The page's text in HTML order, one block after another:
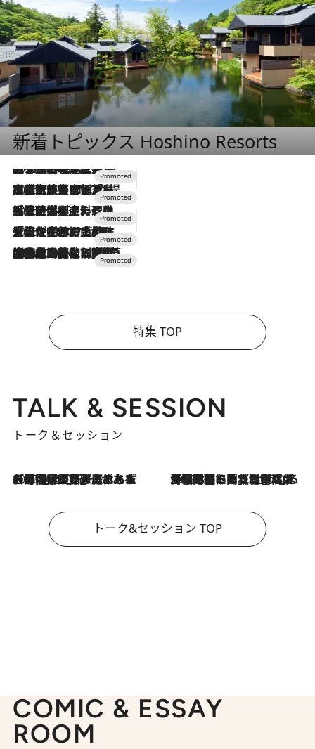
新着トピックス Hoshino Resorts
2026.8.7
【トンボの足水浴】ヒノキの香りに包まれて涼感マックス！約13℃の湧水かけ流しを避暑地「星野温泉 トンボの湯」で体験
2026.7.31
【ホテル帰省】という選択肢をOMOが提案。家族とほどよい距離を保つには「昼は実家、夜は気兼ねなくホテルで！」
2026.7.24
【夏限定ディナーコース】旬を迎える稚鮎や花ズッキーニなどをイタリア・トスカーナの郷土料理の手法で満喫！
2026.7.17
「土佐和ハーブかき氷」がOMO7高知に登場！生姜、山椒、大葉など目にも舌にも涼を呼ぶ郷土の味
2026.7.10
NEW OPEN！【界 草津】名湯の地に誕生。趣の異なる2種の温泉と上州ならではの会席・蕎麦割烹など美食を味わう究極の癒やし旅
特集 TOP
TALK & SESSION
トーク＆セッション
2026.8.3
「今後値上げがあるとすれば…」「リスクがあるのは今年の冬」エネルギー専門家が語る、ホルムズ海峡封鎖が家庭にもたらす“ある心配” 2026.8.3
「住宅建てられない…」「サーチャージ料の高値が続いている」ホルムズ海峡封鎖による影響はいつまで続く？《エネルギー専門家に聞く“どうなる日本の暮らし”》
トーク&セッション TOP
COMIC & ESSAY
ROOM